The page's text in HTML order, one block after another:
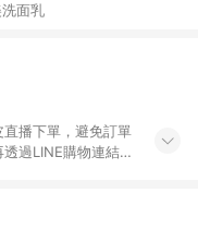
面乳
播下單，避免訂單
過LINE購物連結至
連結至蝦皮商店進